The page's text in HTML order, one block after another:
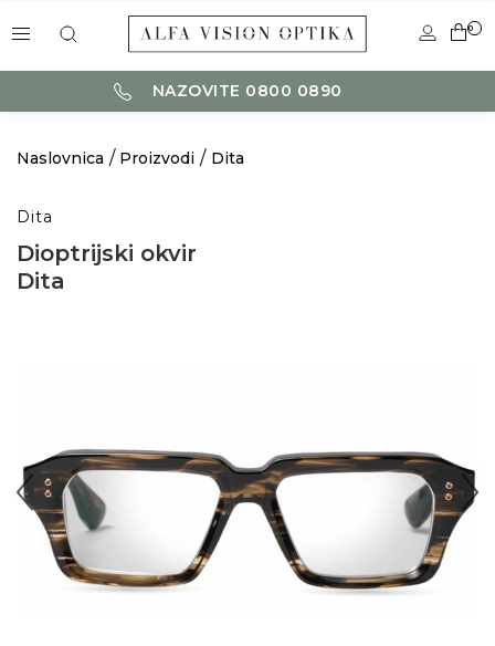
0
NAZOVITE 0800 0890
Naslovnica Proizvodi Dita
Dita
Dioptrijski okvir
Dita